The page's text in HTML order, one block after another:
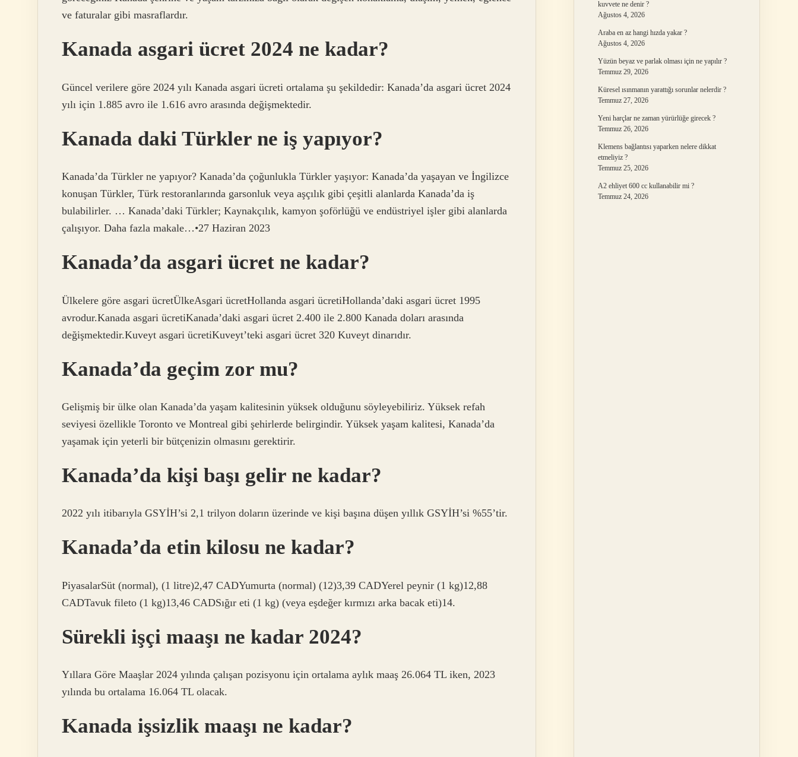
ve faturalar gibi masraflardır.
Kanada asgari ücret 2024 ne kadar?
Güncel verilere göre 2024 yılı Kanada asgari ücreti ortalama şu şekildedir: Kanada’da asgari ücret 2024
yılı için 1.885 avro ile 1.616 avro arasında değişmektedir.
Kanada daki Türkler ne iş yapıyor?
Kanada’da Türkler ne yapıyor? Kanada’da çoğunlukla Türkler yaşıyor: Kanada’da yaşayan ve İngilizce
konuşan Türkler, Türk restoranlarında garsonluk veya aşçılık gibi çeşitli alanlarda Kanada’da iş
bulabilirler. … Kanada’daki Türkler; Kaynakçılık, kamyon şoförlüğü ve endüstriyel işler gibi alanlarda
çalışıyor. Daha fazla makale…•27 Haziran 2023
Kanada’da asgari ücret ne kadar?
Ülkelere göre asgari ücretÜlkeAsgari ücretHollanda asgari ücretiHollanda’daki asgari ücret 1995
avrodur.Kanada asgari ücretiKanada’daki asgari ücret 2.400 ile 2.800 Kanada doları arasında
değişmektedir.Kuveyt asgari ücretiKuveyt’teki asgari ücret 320 Kuveyt dinarıdır.
Kanada’da geçim zor mu?
Gelişmiş bir ülke olan Kanada’da yaşam kalitesinin yüksek olduğunu söyleyebiliriz. Yüksek refah
seviyesi özellikle Toronto ve Montreal gibi şehirlerde belirgindir. Yüksek yaşam kalitesi, Kanada’da
yaşamak için yeterli bir bütçenizin olmasını gerektirir.
Kanada’da kişi başı gelir ne kadar?
2022 yılı itibarıyla GSYİH’si 2,1 trilyon doların üzerinde ve kişi başına düşen yıllık GSYİH’si %55’tir.
Kanada’da etin kilosu ne kadar?
PiyasalarSüt (normal), (1 litre)2,47 CADYumurta (normal) (12)3,39 CADYerel peynir (1 kg)12,88
CADTavuk fileto (1 kg)13,46 CADSığır eti (1 kg) (veya eşdeğer kırmızı arka bacak eti)14.
Sürekli işçi maaşı ne kadar 2024?
Yıllara Göre Maaşlar 2024 yılında çalışan pozisyonu için ortalama aylık maaş 26.064 TL iken, 2023
yılında bu ortalama 16.064 TL olacak.
Kanada işsizlik maaşı ne kadar?
kuvvete ne denir ?
Ağustos 4, 2026
Araba en az hangi hızda yakar ?
Ağustos 4, 2026
Yüzün beyaz ve parlak olması için ne yapılır ?
Temmuz 29, 2026
Küresel ısınmanın yarattığı sorunlar nelerdir ?
Temmuz 27, 2026
Yeni harçlar ne zaman yürürlüğe girecek ?
Temmuz 26, 2026
Klemens bağlantısı yaparken nelere dikkat
etmeliyiz ?
Temmuz 25, 2026
A2 ehliyet 600 cc kullanabilir mi ?
Temmuz 24, 2026